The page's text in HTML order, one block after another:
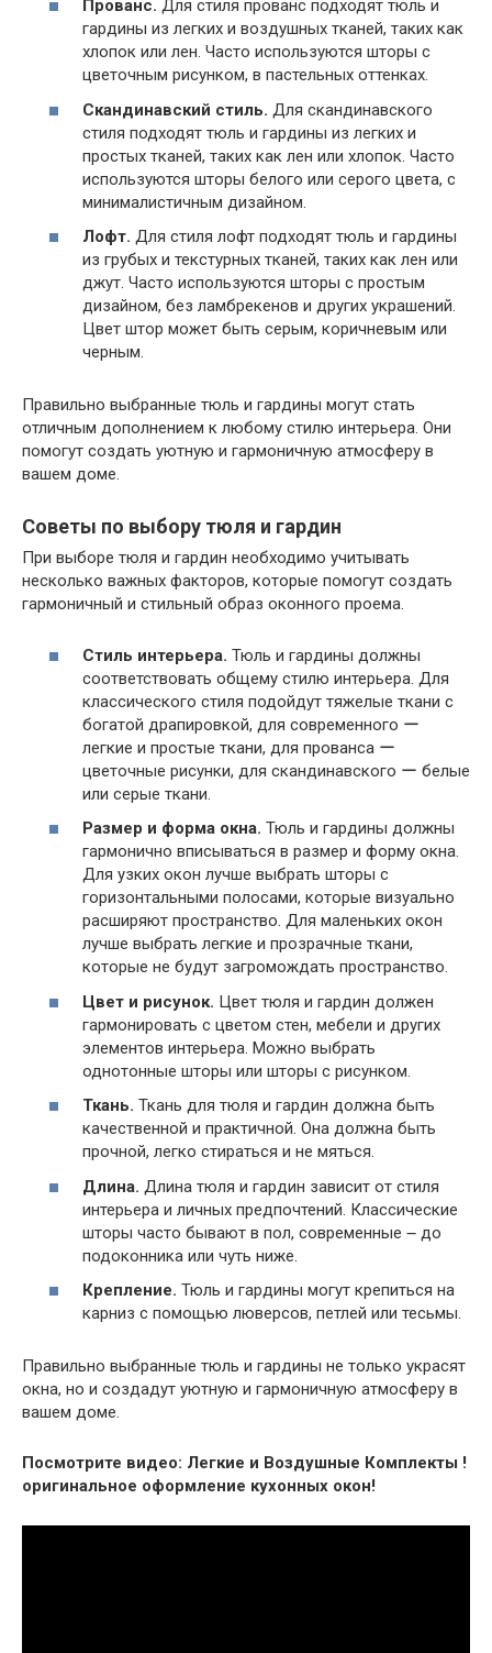
Прованс. Для стиля прованс подходят тюль и
гардины из легких и воздушных тканей, таких как
хлопок или лен. Часто используются шторы с
цветочным рисунком, в пастельных оттенках.
Скандинавский стиль. Для скандинавского
стиля подходят тюль и гардины из легких и
простых тканей, таких как лен или хлопок. Часто
используются шторы белого или серого цвета, с
минималистичным дизайном.
Лофт. Для стиля лофт подходят тюль и гардины
из грубых и текстурных тканей, таких как лен или
джут. Часто используются шторы с простым
дизайном, без ламбрекенов и других украшений.
Цвет штор может быть серым, коричневым или
черным.
Правильно выбранные тюль и гардины могут стать
отличным дополнением к любому стилю интерьера. Они
помогут создать уютную и гармоничную атмосферу в
вашем доме.
Советы по выбору тюля и гардин
При выборе тюля и гардин необходимо учитывать
несколько важных факторов, которые помогут создать
гармоничный и стильный образ оконного проема.
Стиль интерьера. Тюль и гардины должны
соответствовать общему стилю интерьера. Для
классического стиля подойдут тяжелые ткани с
богатой драпировкой, для современного ー
легкие и простые ткани, для прованса ー
цветочные рисунки, для скандинавского ー белые
или серые ткани.
Размер и форма окна. Тюль и гардины должны
гармонично вписываться в размер и форму окна.
Для узких окон лучше выбрать шторы с
горизонтальными полосами, которые визуально
расширяют пространство. Для маленьких окон
лучше выбрать легкие и прозрачные ткани,
которые не будут загромождать пространство.
Цвет и рисунок. Цвет тюля и гардин должен
гармонировать с цветом стен, мебели и других
элементов интерьера. Можно выбрать
однотонные шторы или шторы с рисунком.
Ткань. Ткань для тюля и гардин должна быть
качественной и практичной. Она должна быть
прочной, легко стираться и не мяться.
Длина. Длина тюля и гардин зависит от стиля
интерьера и личных предпочтений. Классические
шторы часто бывают в пол, современные ౼ до
подоконника или чуть ниже.
Крепление. Тюль и гардины могут крепиться на
карниз с помощью люверсов, петлей или тесьмы.
Правильно выбранные тюль и гардины не только украсят
окна, но и создадут уютную и гармоничную атмосферу в
вашем доме.
Посмотрите видео: Легкие и Воздушные Комплекты !
оригинальное оформление кухонных окон!